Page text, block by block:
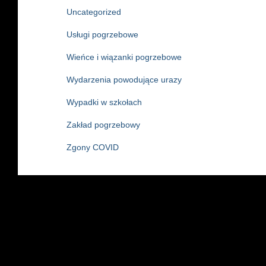
Uncategorized
Usługi pogrzebowe
Wieńce i wiązanki pogrzebowe
Wydarzenia powodujące urazy
Wypadki w szkołach
Zakład pogrzebowy
Zgony COVID